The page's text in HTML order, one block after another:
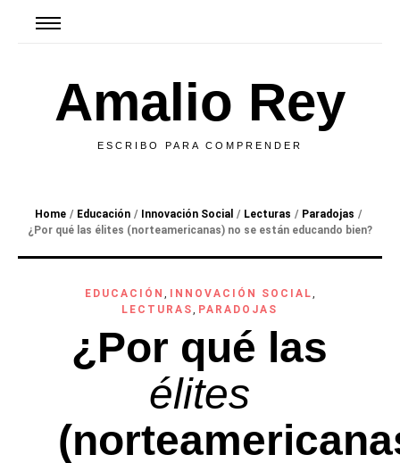
Amalio Rey
ESCRIBO PARA COMPRENDER
Home / Educación / Innovación Social / Lecturas / Paradojas /
¿Por qué las élites (norteamericanas) no se están educando bien?
EDUCACIÓN , INNOVACIÓN SOCIAL,
LECTURAS, PARADOJAS
¿Por qué las
élites